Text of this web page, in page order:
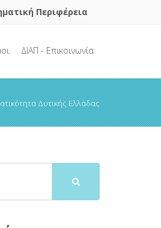
Περιφέρεια
ΔΙΑΠ - Επικοινωνία
Δυτικής Ελλάδας